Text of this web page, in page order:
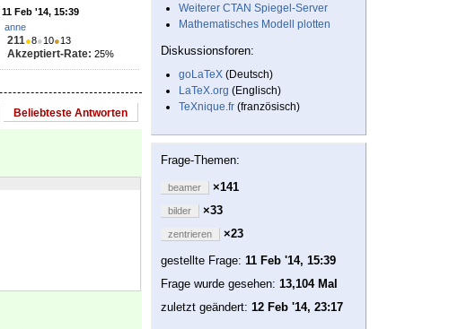
11 Feb '14, 15:39
anne
211●8●10●13
Akzeptiert-Rate: 25%
Beliebteste Antworten
Weiterer CTAN Spiegel-Server
Mathematisches Modell plotten
Diskussionsforen:
goLaTeX (Deutsch)
LaTeX.org (Englisch)
TeXnique.fr (französisch)
Frage-Themen:
beamer ×141
bilder ×33
zentrieren
×23
gestellte Frage: 11 Feb '14, 15:39
Frage wurde gesehen: 13,104 Mal
zuletzt geändert: 12 Feb '14, 23:17